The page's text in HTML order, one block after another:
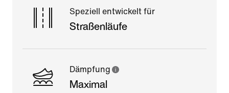
Speziell entwickelt für
Straßenläufe
Dämpfung
Maximal